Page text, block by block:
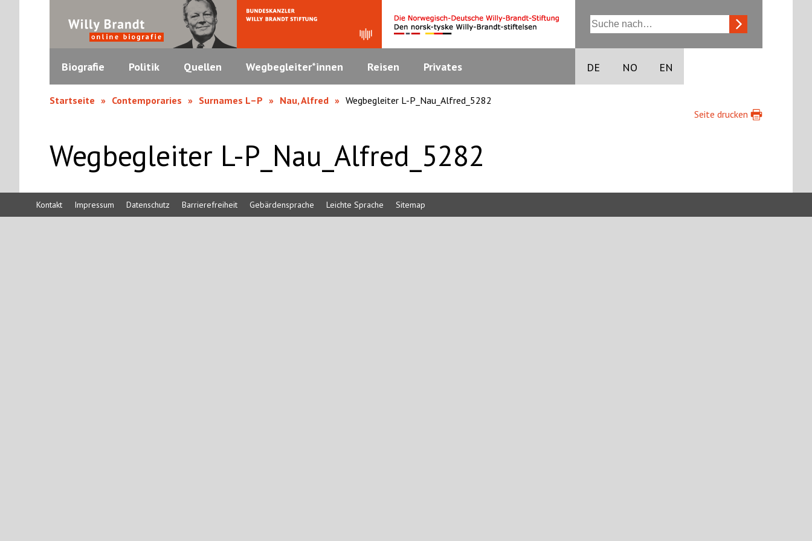
Biografie Politik Quellen Wegbegleiter*innen Reisen Privates DE NO EN
Startseite Contemporaries Surnames L–P Nau, Alfred
Wegbegleiter L-P_Nau_Alfred_5282
Seite drucken
Wegbegleiter L-P_Nau_Alfred_5282
Kontakt Impressum Datenschutz Barrierefreiheit Gebärdensprache Leichte Sprache Sitemap